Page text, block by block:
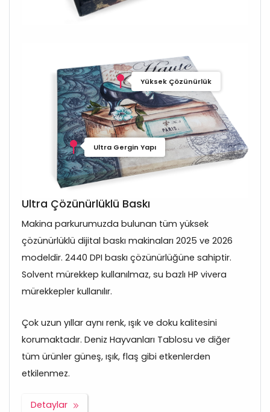
Yüksek Çözünürlük
Ultra Gergin Yapı
Ultra Çözünürlüklü Baskı
Makina parkurumuzda bulunan tüm yüksek
çözünürlüklü dijital baskı makinaları 2025 ve 2026
modeldir. 2440 DPI baskı çözünürlüğüne sahiptir.
Solvent mürekkep kullanılmaz, su bazlı HP vivera
mürekkepler kullanılır.
Çok uzun yıllar aynı renk, ışık ve doku kalitesini
korumaktadır. Deniz Hayvanları Tablosu ve diğer
tüm ürünler güneş, ışık, flaş gibi etkenlerden
etkilenmez.
Detaylar